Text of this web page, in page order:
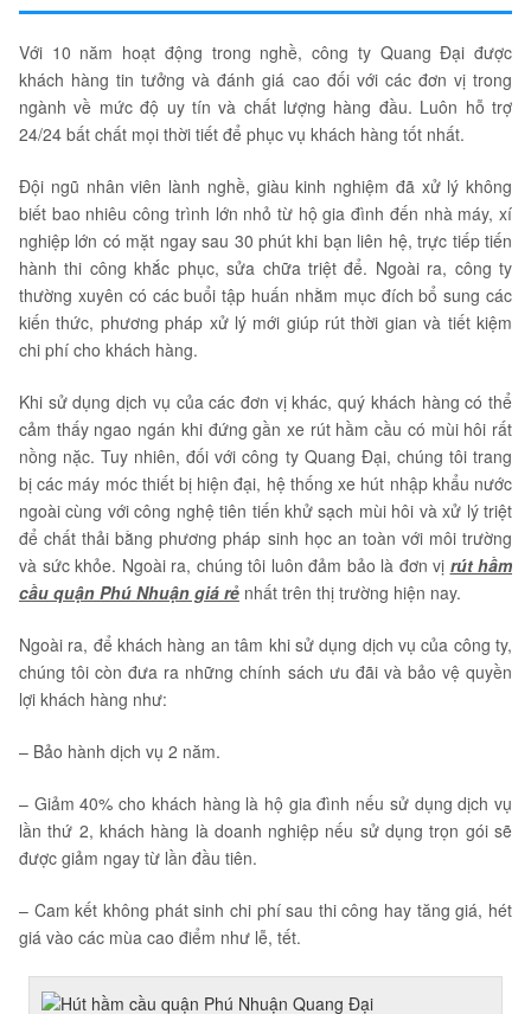
Với 10 năm hoạt động trong nghề, công ty Quang Đại được
khách hàng tin tưởng và đánh giá cao đối với các đơn vị trong
ngành về mức độ uy tín và chất lượng hàng đầu. Luôn hỗ trợ
24/24 bất chất mọi thời tiết để phục vụ khách hàng tốt nhất.
Đội ngũ nhân viên lành nghề, giàu kinh nghiệm đã xử lý không
biết bao nhiêu công trình lớn nhỏ từ hộ gia đình đến nhà máy, xí
nghiệp lớn có mặt ngay sau 30 phút khi bạn liên hệ, trực tiếp tiến
hành thi công khắc phục, sửa chữa triệt để. Ngoài ra, công ty
thường xuyên có các buổi tập huấn nhằm mục đích bổ sung các
kiến thức, phương pháp xử lý mới giúp rút thời gian và tiết kiệm
chi phí cho khách hàng.
Khi sử dụng dịch vụ của các đơn vị khác, quý khách hàng có thể
cảm thấy ngao ngán khi đứng gần xe rút hầm cầu có mùi hôi rất
nồng nặc. Tuy nhiên, đối với công ty Quang Đại, chúng tôi trang
bị các máy móc thiết bị hiện đại, hệ thống xe hút nhập khẩu nước
ngoài cùng với công nghệ tiên tiến khử sạch mùi hôi và xử lý triệt
để chất thải bằng phương pháp sinh học an toàn với môi trường
và sức khỏe. Ngoài ra, chúng tôi luôn đảm bảo là đơn vị rút hầm
cầu quận Phú Nhuận giá rẻ nhất trên thị trường hiện nay.
Ngoài ra, để khách hàng an tâm khi sử dụng dịch vụ của công ty,
chúng tôi còn đưa ra những chính sách ưu đãi và bảo vệ quyền
lợi khách hàng như:
– Bảo hành dịch vụ 2 năm.
– Giảm 40% cho khách hàng là hộ gia đình nếu sử dụng dịch vụ
lần thứ 2, khách hàng là doanh nghiệp nếu sử dụng trọn gói sẽ
được giảm ngay từ lần đầu tiên.
– Cam kết không phát sinh chi phí sau thi công hay tăng giá, hét
giá vào các mùa cao điểm như lễ, tết.